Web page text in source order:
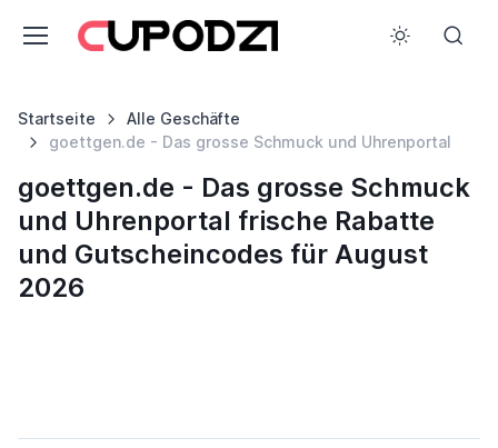
Startseite
Alle Geschäfte
goettgen.de - Das grosse Schmuck und Uhrenportal
goettgen.de - Das grosse Schmuck
und Uhrenportal frische Rabatte
und Gutscheincodes für August
2026